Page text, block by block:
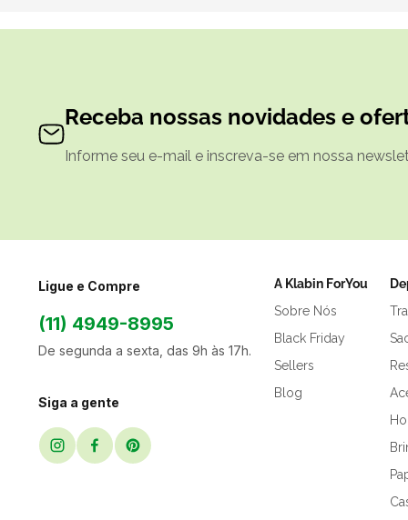
Receba nossas novidades e
Informe seu e-mail e inscreva-se em nossa
Ligue e Compre
(11) 4949-8995
De segunda a sexta, das 9h às 17h.
Siga a gente
A Klabin ForYou
Sobre Nós
Black Friday
Sellers
Blog